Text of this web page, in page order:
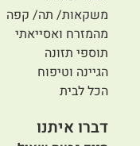
משקאות/ תה/ קפה
מהמזרח ואסייאתי
תוספי תזונה
הגיינה וטיפוח
הכל לבית
דברו איתנו